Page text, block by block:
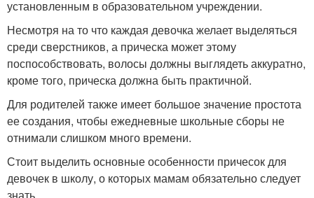
установленным в образовательном учреждении.
Несмотря на то что каждая девочка желает выделяться
среди сверстников, а прическа может этому
поспособствовать, волосы должны выглядеть аккуратно,
кроме того, прическа должна быть практичной.
Для родителей также имеет большое значение простота
ее создания, чтобы ежедневные школьные сборы не
отнимали слишком много времени.
Стоит выделить основные особенности причесок для
девочек в школу, о которых мамам обязательно следует